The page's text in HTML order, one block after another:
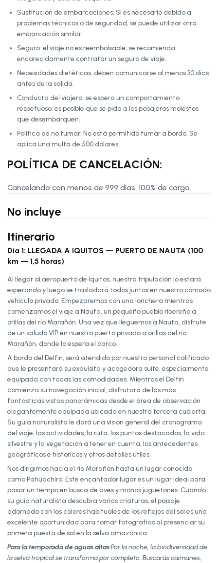
Sustitución de embarcaciones: Si es necesario debido a
problemas técnicos o de seguridad, se puede utilizar otra
embarcación similar.
Seguro: el viaje no es reembolsable; se recomienda
encarecidamente contratar un seguro de viaje.
Necesidades dietéticas: deben comunicarse al menos 30 días
antes de la salida.
Conducta del viajero: se espera un comportamiento
respetuoso; es posible que se pida a los pasajeros molestos
que desembarquen.
Política de no fumar: No está permitido fumar a bordo. Se
aplica una multa de 500 dólares.
POLÍTICA DE CANCELACIÓN:
Cancelando con menos de 999 días: 100% de cargo
No incluye
Itinerario
Día 1: LLEGADA A IQUITOS — PUERTO DE NAUTA (100
km — 1,5 horas)
Al llegar al aeropuerto de Iquitos, nuestra tripulación lo estará
esperando y luego se trasladará todos juntos en nuestro cómodo
vehículo privado. Empezaremos con una lonchera mientras
comenzamos el viaje a Nauta, un pequeño pueblo ribereño a
orillas del río Marañón. Una vez que lleguemos a Nauta, disfrute
de un saludo VIP en nuestro puerto privado a orillas del río
Marañón, donde lo espera el barco.
A bordo del Delfin, será atendido por nuestro personal calificado
que le presentará su exquisita y acogedora suite, especialmente
equipada con todas las comodidades. Mientras el Delfin
comienza su navegación inicial, disfrutará de las más
fantásticas vistas panorámicas desde el área de observación
elegantemente equipada ubicada en nuestra tercera cubierta.
Su guía naturalista le dará una visión general del cronograma
del viaje, las actividades, la ruta, los puntos destacados, la vida
silvestre y la vegetación a tener en cuenta, los antecedentes
geográficos e históricos y otros detalles útiles.
Nos dirigimos hacia el río Marañón hasta un lugar conocido
como Pahuachiro. Este encantador lugar es un lugar ideal para
pasar un tiempo en busca de aves y monos juguetones. Cuando
su guía naturalista descubra varias criaturas, el paisaje
adornado con los colores habituales de los reflejos del sol es una
excelente oportunidad para tomar fotografías al presenciar su
primera puesta de sol en la selva amazónica.
Para la temporada de aguas altas:Por la noche, la biodiversidad de
la selva tropical se transforma por completo. Buscarás caimanes,